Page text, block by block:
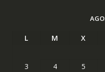
L M X
3
4 5